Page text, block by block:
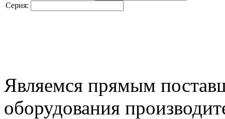
Серия:
Являемся прямым
оборудования